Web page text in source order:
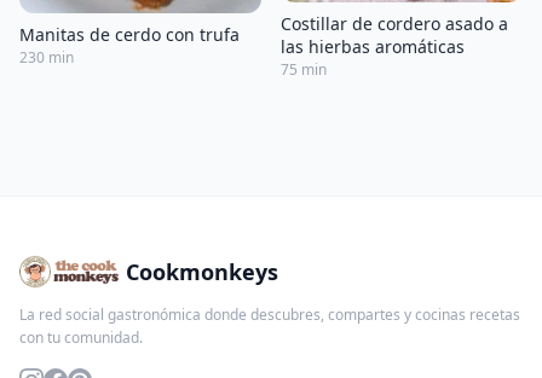
Manitas de cerdo con trufa
230 min
Costillar de cordero asado a
las hierbas aromáticas
75 min
Cookmonkeys
La red social gastronómica donde descubres, compartes y cocinas recetas
con tu comunidad.